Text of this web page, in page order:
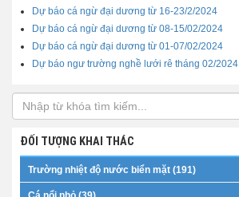
Dự báo cá ngừ đại dương từ 16-23/2/2024
Dự báo cá ngừ đại dương từ 08-15/02/2024
Dự báo cá ngừ đại dương từ 01-07/02/2024
Dự báo ngư trường nghề lưới rê tháng 02/2024
ĐỐI TƯỢNG KHAI THÁC
Trường nhiệt độ nước biển mặt (191)